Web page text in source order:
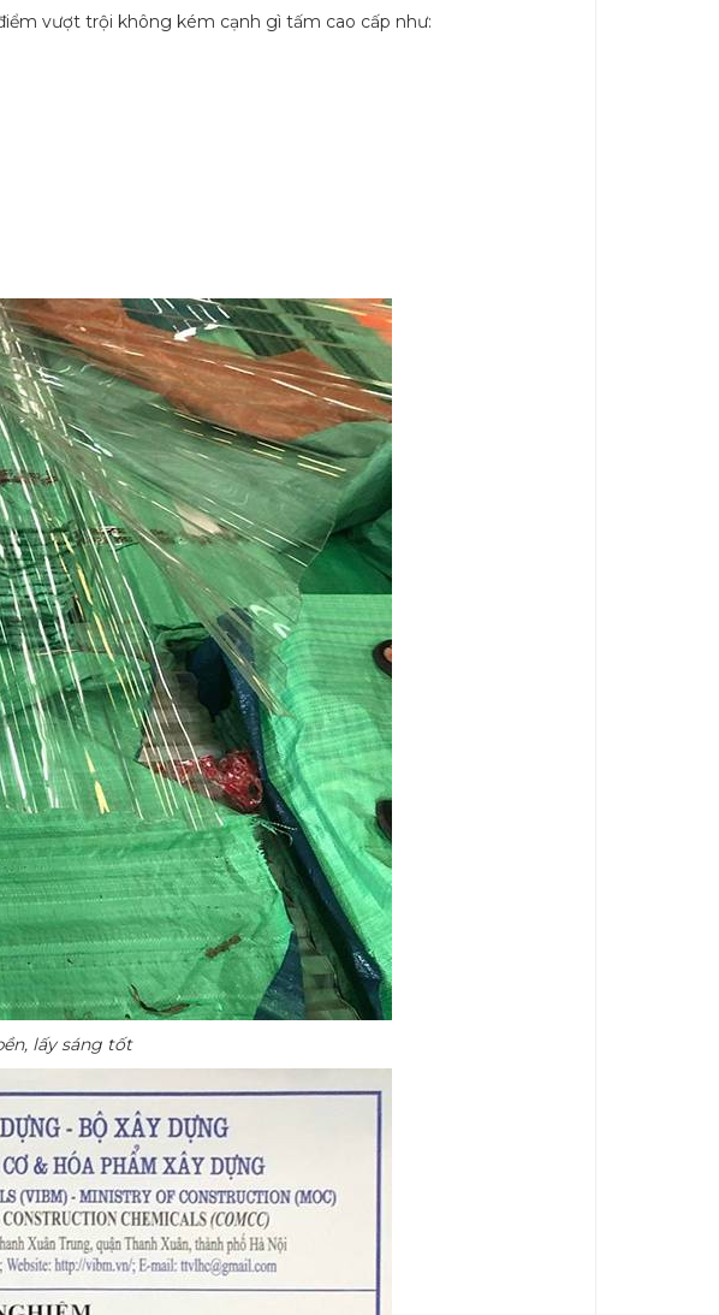
vượt trội không kém cạnh gì tấm cao cấp như:
lấy sáng tốt